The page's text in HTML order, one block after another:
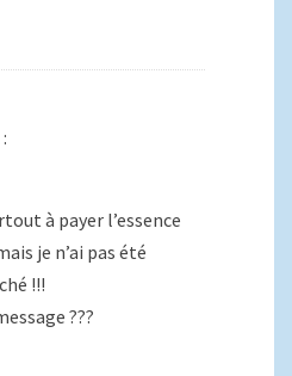
à payer l’essence
je n’ai pas été
!!!
???